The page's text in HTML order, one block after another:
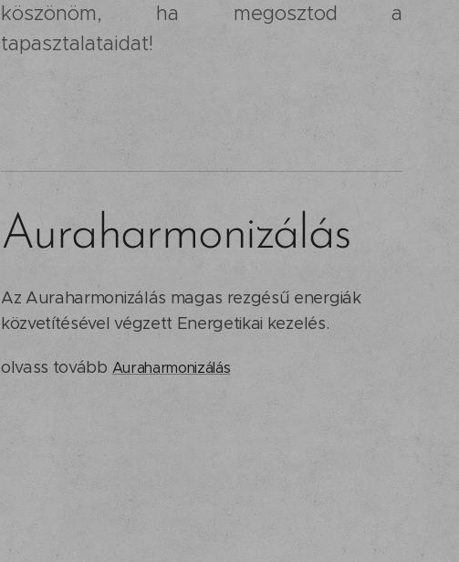
köszönöm, ha megosztod a
tapasztalataidat!
Auraharmonizálás
Az Auraharmonizálás magas rezgésű energiák
közvetítésével végzett Energetikai kezelés.
olvass tovább Auraharmonizálás